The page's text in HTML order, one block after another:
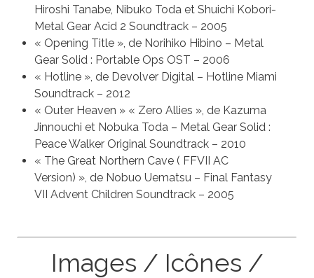
Hiroshi Tanabe, Nibuko Toda et Shuichi Kobori-
Metal Gear Acid 2 Soundtrack – 2005
« Opening Title », de Norihiko Hibino – Metal
Gear Solid : Portable Ops OST – 2006
« Hotline », de Devolver Digital – Hotline Miami
Soundtrack – 2012
« Outer Heaven » « Zero Allies », de Kazuma
Jinnouchi et Nobuka Toda – Metal Gear Solid :
Peace Walker Original Soundtrack – 2010
« The Great Northern Cave ( FFVII AC
Version) », de Nobuo Uematsu – Final Fantasy
VII Advent Children Soundtrack – 2005
Images / Icônes /